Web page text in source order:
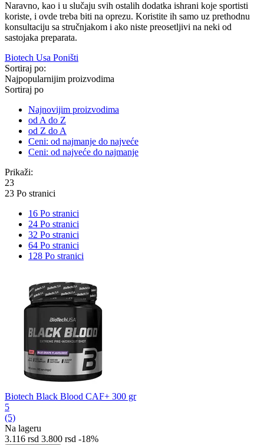
Naravno, kao i u slučaju svih ostalih dodatka ishrani koje sportisti
koriste, i ovde treba biti na oprezu. Koristite ih samo uz prethodnu
konsultaciju sa stručnjakom i ako niste preosetljivi na neki od
sastojaka preparata.
Biotech Usa Poništi
Sortiraj po:
Najpopularnijim proizvodima
Sortiraj po
Najnovijim proizvodima
od A do Z
od Z do A
Ceni: od najmanje do najveće
Ceni: od najveće do najmanje
Prikaži:
23
23 Po stranici
16 Po stranici
24 Po stranici
32 Po stranici
64 Po stranici
128 Po stranici
Biotech Black Blood CAF+ 300 gr
5
(5)
Na lageru
3.116 rsd 3.800 rsd -18%